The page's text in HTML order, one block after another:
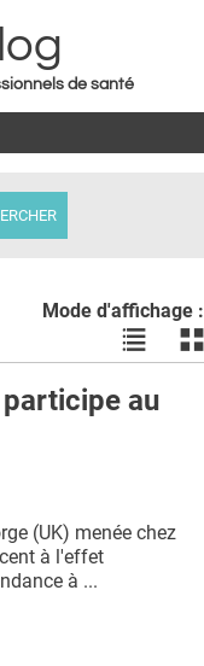
de santé
Mode d'affichage :
Voir
les
en
les
participe au
(UK) menée chez
à l'effet
à ...